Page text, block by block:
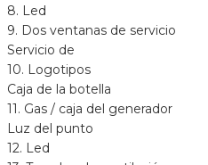
8. Led
9. Dos ventanas de servicio
Servicio de
10. Logotipos
Caja de la botella
11. Gas / caja del generador
Luz del punto
12. Led